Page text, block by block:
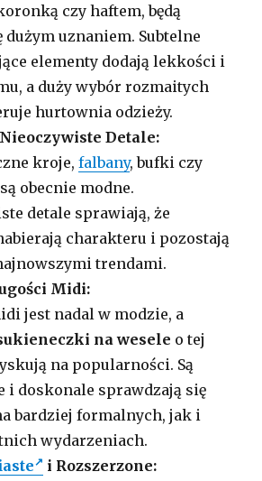
czy haftem, będą
dużym uznaniem. Subtelne
elementy dodają lekkości i
a duży wybór rozmaitych
hurtownia odzieży.
Detale:
kroje,falbany, bufki czy
obecnie modne.
detale sprawiają, że
charakteru i pozostają
trendami.
Midi:
jest nadal w modzie, a
na wesele o tej
na popularności. Są
i doskonale sprawdzają się
bardziej formalnych, jak i
wydarzeniach.
i Rozszerzone: